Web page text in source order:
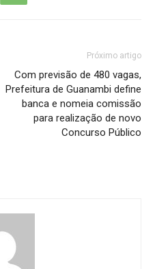
Próximo artigo
Com previsão de 480 vagas,
Prefeitura de Guanambi define
banca e nomeia comissão
para realização de novo
Concurso Público